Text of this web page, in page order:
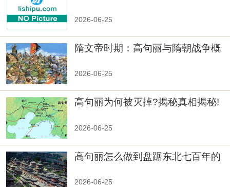
2026-06-25
隋文帝时期：高句丽与隋朝战争概
2026-06-25
高句丽为何被灭掉?揭秘真相揭秘!
2026-06-25
高句丽怎么做到盘踞东北七百年的
2026-06-25